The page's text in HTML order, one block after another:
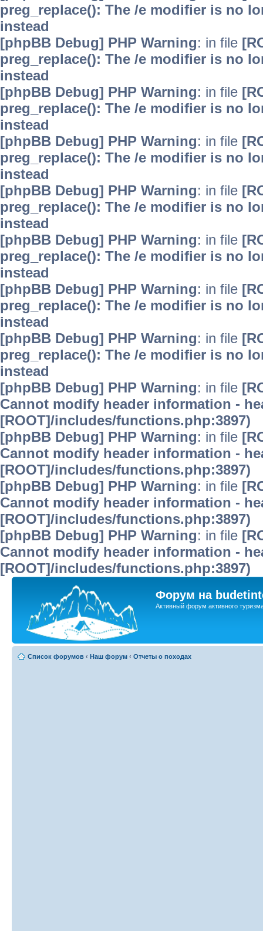
preg_replace(): The /e modifier is no
instead
[phpBB Debug] PHP Warning: in file
preg_replace(): The /e modifier is no
instead
[phpBB Debug] PHP Warning: in file
preg_replace(): The /e modifier is no
instead
[phpBB Debug] PHP Warning: in file
preg_replace(): The /e modifier is no
instead
[phpBB Debug] PHP Warning: in file
preg_replace(): The /e modifier is no
instead
[phpBB Debug] PHP Warning: in file
preg_replace(): The /e modifier is no
instead
[phpBB Debug] PHP Warning: in file
preg_replace(): The /e modifier is no
instead
[phpBB Debug] PHP Warning: in file
preg_replace(): The /e modifier is no
instead
[phpBB Debug] PHP Warning: in file
Cannot modify header information -
[ROOT]/includes/functions.php:3897)
[phpBB Debug] PHP Warning: in file
Cannot modify header information -
[ROOT]/includes/functions.php:3897)
[phpBB Debug] PHP Warning: in file
Cannot modify header information -
[ROOT]/includes/functions.php:3897)
[phpBB Debug] PHP Warning: in file
Cannot modify header information -
[ROOT]/includes/functions.php:3897)
Форум на
Активный форум активного
Список форумов ‹ Наш форум ‹ Отчеты о походах